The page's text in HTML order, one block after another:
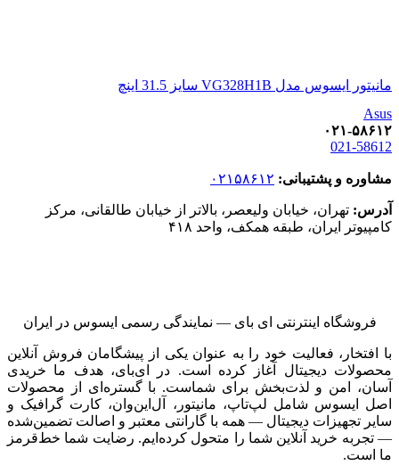
مانیتور ایسوس مدل VG328H1B سایز 31.5 اینچ
Asus
۰۲۱-۵۸۶۱۲
021-58612
مشاوره و پشتیبانی: ۰۲۱۵۸۶۱۲
آدرس: تهران، خیابان ولیعصر، بالاتر از خیابان طالقانی، مرکز
کامپیوتر ایران، طبقه همکف، واحد ۴۱۸
فروشگاه اینترنتی ای‌ بای — نمایندگی رسمی ایسوس در ایران
با افتخار، فعالیت خود را به عنوان یکی از پیشگامان فروش آنلاین
محصولات دیجیتال آغاز کرده است. در ای‌بای، هدف ما خریدی
آسان، امن و لذت‌بخش برای شماست. با گستره‌ای از محصولات
اصل ایسوس شامل لپ‌تاپ، مانیتور، آل‌این‌وان، کارت گرافیک و
سایر تجهیزات دیجیتال — همه با گارانتی معتبر و اصالت تضمین‌شده
— تجربه خرید آنلاین شما را متحول کرده‌ایم. رضایت شما خط‌قرمز
ما است.